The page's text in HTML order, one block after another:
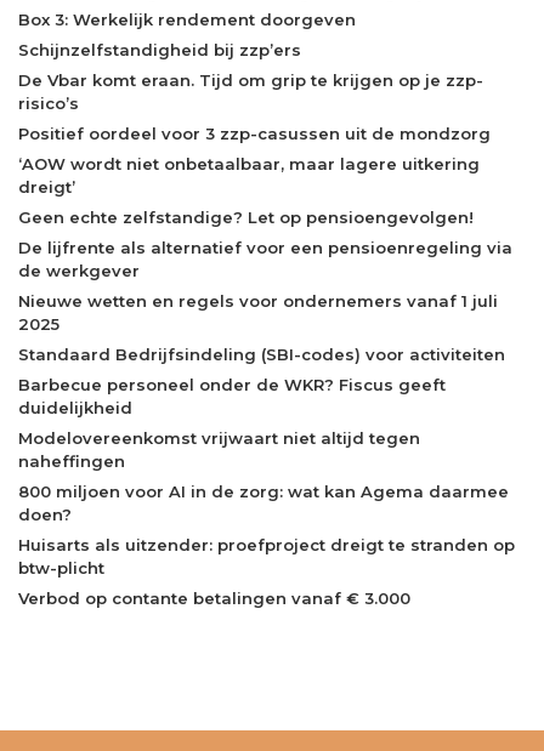
Box 3: Werkelijk rendement doorgeven
Schijnzelfstandigheid bij zzp’ers
De Vbar komt eraan. Tijd om grip te krijgen op je zzp-
risico’s
Positief oordeel voor 3 zzp-casussen uit de mondzorg
‘AOW wordt niet onbetaalbaar, maar lagere uitkering
dreigt’
Geen echte zelfstandige? Let op pensioengevolgen!
De lijfrente als alternatief voor een pensioenregeling via
de werkgever
Nieuwe wetten en regels voor ondernemers vanaf 1 juli
2025
Standaard Bedrijfsindeling (SBI-codes) voor activiteiten
Barbecue personeel onder de WKR? Fiscus geeft
duidelijkheid
Modelovereenkomst vrijwaart niet altijd tegen
naheffingen
800 miljoen voor AI in de zorg: wat kan Agema daarmee
doen?
Huisarts als uitzender: proefproject dreigt te stranden op
btw-plicht
Verbod op contante betalingen vanaf € 3.000